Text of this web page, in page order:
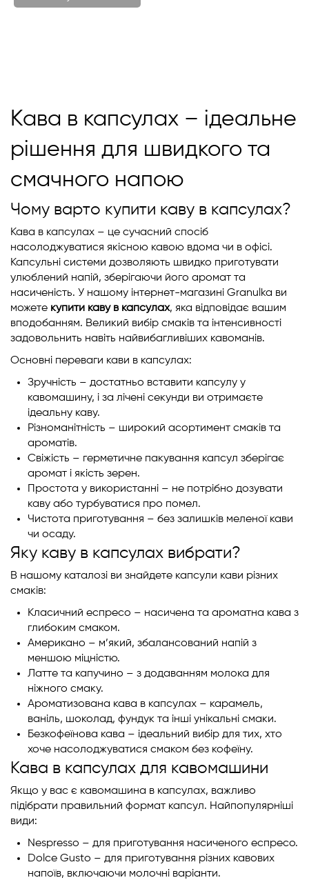
Кава в капсулах – ідеальне
рішення для швидкого та
смачного напою
Чому варто купити каву в капсулах?
Кава в капсулах – це сучасний спосіб
насолоджуватися якісною кавою вдома чи в офісі.
Капсульні системи дозволяють швидко приготувати
улюблений напій, зберігаючи його аромат та
насиченість. У нашому інтернет-магазині Granulka ви
можете купити каву в капсулах, яка відповідає вашим
вподобанням. Великий вибір смаків та інтенсивності
задовольнить навіть найвибагливіших кавоманів.
Основні переваги кави в капсулах:
Зручність – достатньо вставити капсулу у
кавомашину, і за лічені секунди ви отримаєте
ідеальну каву.
Різноманітність – широкий асортимент смаків та
ароматів.
Свіжість – герметичне пакування капсул зберігає
аромат і якість зерен.
Простота у використанні – не потрібно дозувати
каву або турбуватися про помел.
Чистота приготування – без залишків меленої кави
чи осаду.
Яку каву в капсулах вибрати?
В нашому каталозі ви знайдете капсули кави різних
смаків:
Класичний еспресо – насичена та ароматна кава з
глибоким смаком.
Американо – м’який, збалансований напій з
меншою міцністю.
Латте та капучино – з додаванням молока для
ніжного смаку.
Ароматизована кава в капсулах – карамель,
ваніль, шоколад, фундук та інші унікальні смаки.
Безкофеїнова кава – ідеальний вибір для тих, хто
хоче насолоджуватися смаком без кофеїну.
Кава в капсулах для кавомашини
Якщо у вас є кавомашина в капсулах, важливо
підібрати правильний формат капсул. Найпопулярніші
види:
Nespresso – для приготування насиченого еспресо.
Dolce Gusto – для приготування різних кавових
напоїв, включаючи молочні варіанти.